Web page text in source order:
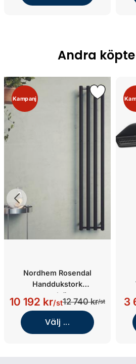
Andra
Kampanj
Nordhem Rosendal
Handdukstork
centralvärme
(Mattsvart/1500/260 (4
rör))
10 192 kr/st12 740 kr/st
Välj ...
3